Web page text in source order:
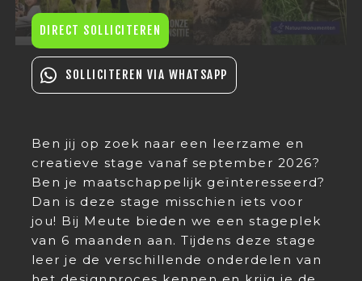
DIRECT SOLLICITEREN
SOLLICITEREN VIA WHATSAPP
Ben jij op zoek naar een leerzame en
creatieve stage vanaf september 2026?
Ben je maatschappelijk geïnteresseerd?
Dan is deze stage misschien iets voor
jou! Bij Meute bieden we een stageplek
van 6 maanden aan. Tijdens deze stage
leer je de verschillende onderdelen van